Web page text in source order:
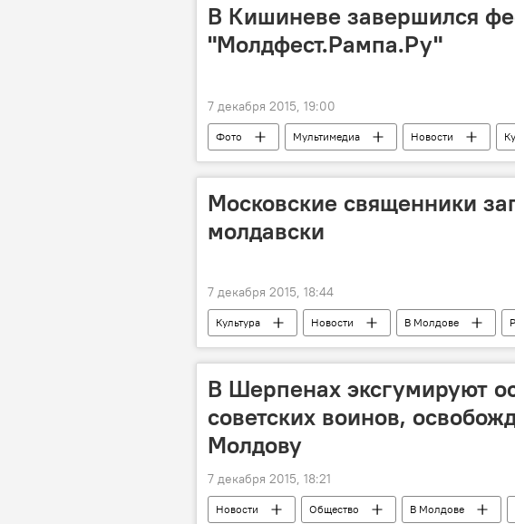
В Кишиневе завершился
"Молдфест.Рампа.Ру"
7 декабря 2015, 19:00
Фото Мультимедиа Новости
Республика Молдова
театр "С улицы Роз"
Московские священники
молдавски
7 декабря 2015, 18:44
Культура Новости В Молдове
Вадим Кейбаш
митрополит Владимир
В Шерпенах эксгумируют
советских воинов,
Молдову
7 декабря 2015, 18:21
Новости Общество В Молдове